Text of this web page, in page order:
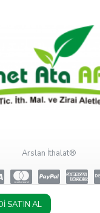
SATIN AL
Arslan İthalat®